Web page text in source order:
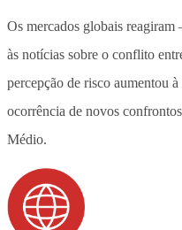
Os mercados globais
às notícias sobre o conflito
percepção de risco aumentou
ocorrência de novos
Médio.